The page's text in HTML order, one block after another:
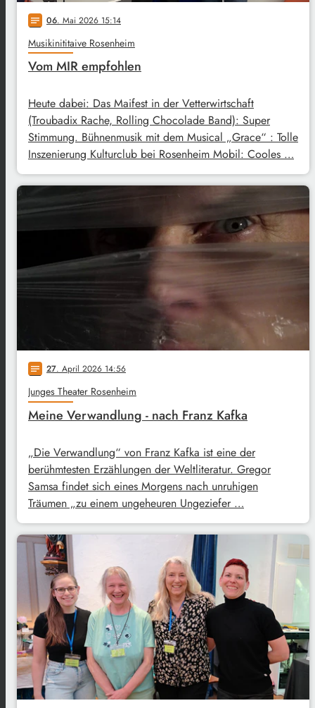
notes 06. Mai 2026 15:14
Musikinititaive Rosenheim
Vom MIR empfohlen
Heute dabei: Das Maifest in der Vetterwirtschaft
(Troubadix Rache, Rolling Chocolade Band): Super
Stimmung. Bühnenmusik mit dem Musical „Grace“ : Tolle
Inszenierung Kulturclub bei Rosenheim Mobil: Cooles …
notes 27. April 2026 14:56
Junges Theater Rosenheim
Meine Verwandlung - nach Franz Kafka
„Die Verwandlung“ von Franz Kafka ist eine der
berühmtesten Erzählungen der Weltliteratur. Gregor
Samsa findet sich eines Morgens nach unruhigen
Träumen „zu einem ungeheuren Ungeziefer …